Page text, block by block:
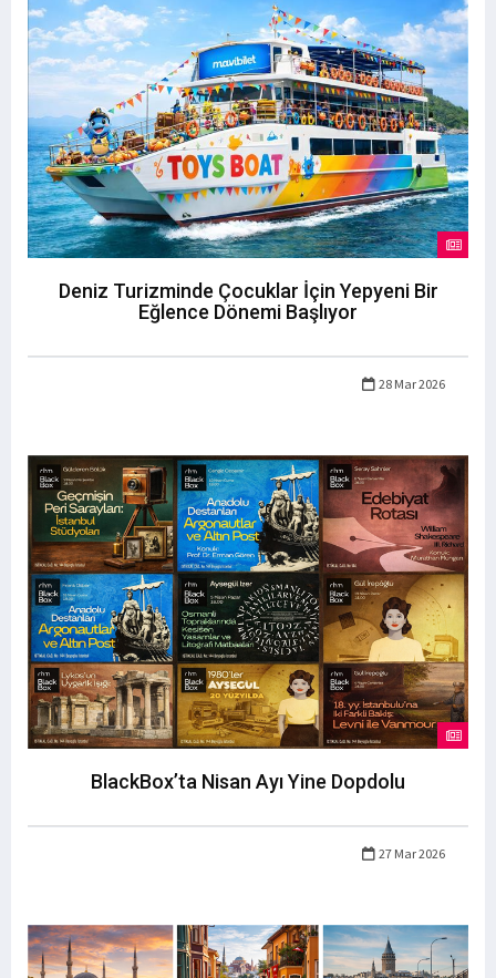
Deniz Turizminde Çocuklar İçin Yepyeni Bir
Eğlence Dönemi Başlıyor
28 Mar 2026
BlackBox’ta Nisan Ayı Yine Dopdolu
27 Mar 2026